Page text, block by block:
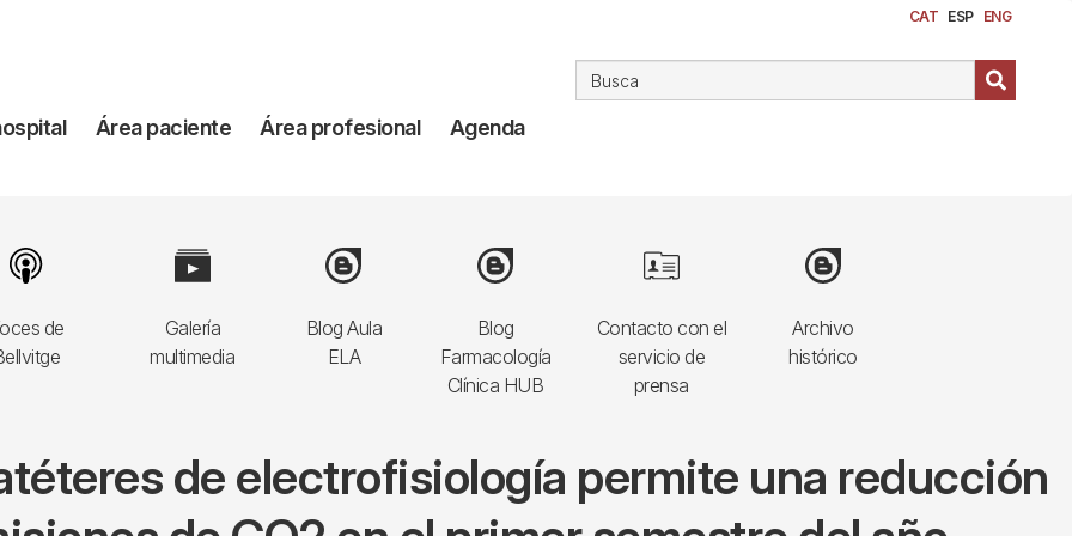
CAT ESP ENG
Área paciente Área profesional Agenda
de
Image
Galería
multimedia
Image
Blog Aula
ELA
Image
Blog
Farmacología
Clínica HUB
Image
Contacto con el
servicio de
prensa
Image
Archivo
histórico
Image
de electrofisiología permite una reducción